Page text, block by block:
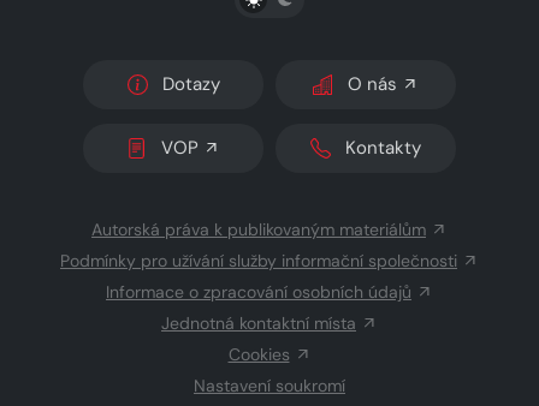
Dotazy O nás
VOP Kontakty
Autorská práva k publikovaným materiálům
Podmínky pro užívání služby informační společnosti
Informace o zpracování osobních údajů
Jednotná kontaktní místa
Cookies
Nastavení soukromí